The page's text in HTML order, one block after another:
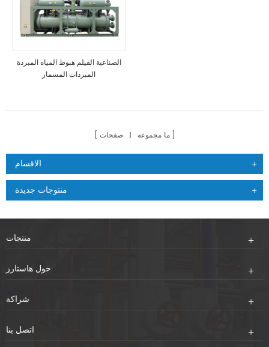
الصناعية الفيلم هبوط المياه المبردة
المبردات المسمار
ما مجموعه 1 صفحات
الاقسام
منتوجات جديدة
منتجات
حول هاستارز
شراكة
اتصل بنا